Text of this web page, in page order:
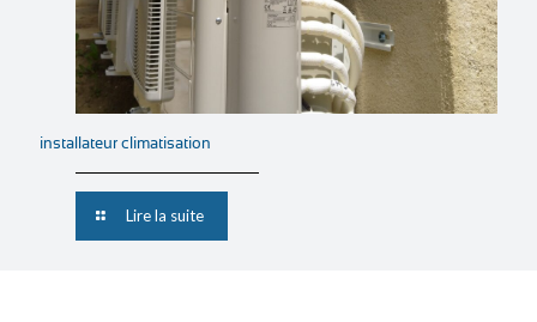
installateur climatisation
Lire la suite